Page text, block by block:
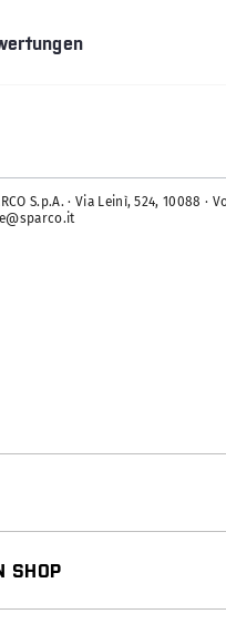
S.p.A. · Via Leinì, 524, 10088 ·
SHOP